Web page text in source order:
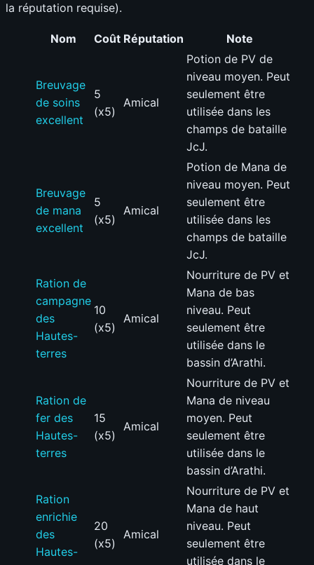
la réputation requise).
Nom Coût Réputation Note
Breuvage
de soins
excellent
5
(x5)
Amical
Potion de PV de
niveau moyen. Peut
seulement être
utilisée dans les
champs de bataille
JcJ.
Breuvage
de mana
excellent
5
(x5)
Amical
Potion de Mana de
niveau moyen. Peut
seulement être
utilisée dans les
champs de bataille
JcJ.
Ration de
campagne
des
Hautes-
terres
10
(x5)
Amical
Nourriture de PV et
Mana de bas
niveau. Peut
seulement être
utilisée dans le
bassin d’Arathi.
Ration de
fer des
Hautes-
terres
15
(x5)
Amical
Nourriture de PV et
Mana de niveau
moyen. Peut
seulement être
utilisée dans le
bassin d’Arathi.
Ration
enrichie
des
Hautes-
20
(x5)
Amical
Nourriture de PV et
Mana de haut
niveau. Peut
seulement être
utilisée dans le